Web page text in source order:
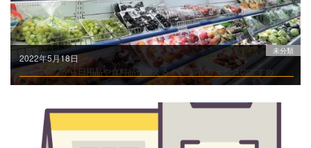
2022年5月18日
未分類
自宅にいながら日用品や食料品が買える！ | 即配サービスのすすめ